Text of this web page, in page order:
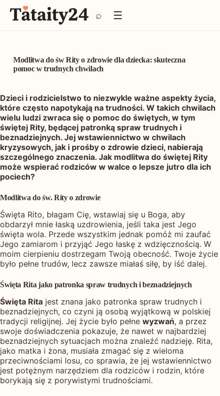
P
r
d
ź
t
r
e
ś
c
i
⌕ ☰
Modlitwa do św Rity o zdrowie dla dziecka: skuteczna
pomoc w trudnych chwilach
Dzieci i rodzicielstwo to niezwykle ważne aspekty życia,
które często napotykają na trudności. W takich chwilach
wielu ludzi zwraca się o pomoc do świętych, w tym
świętej Rity, będącej patronką spraw trudnych i
beznadziejnych. Jej wstawiennictwo w chwilach
kryzysowych, jak i prośby o zdrowie dzieci, nabierają
szczególnego znaczenia. Jak modlitwa do świętej Rity
może wspierać rodziców w walce o lepsze jutro dla ich
pociech?
Modlitwa do św. Rity o zdrowie
Święta Rito, błagam Cię, wstawiaj się u Boga, aby
obdarzył mnie łaską uzdrowienia, jeśli taka jest Jego
święta wola. Przede wszystkim jednak pomóż mi zaufać
Jego zamiarom i przyjąć Jego łaskę z wdzięcznością. W
moim cierpieniu dostrzegam Twoją obecność. Twoje życie
było pełne trudów, lecz zawsze miałaś siłę, by iść dalej.
Święta Rita jako patronka spraw trudnych i beznadziejnych
Święta Rita jest znana jako patronka spraw trudnych i
beznadziejnych, co czyni ją osobą wyjątkową w polskiej
tradycji religijnej. Jej życie było pełne wyzwań, a przez
swoje doświadczenia pokazuje, że nawet w najbardziej
beznadziejnych sytuacjach można znaleźć nadzieję. Rita,
jako matka i żona, musiała zmagać się z wieloma
przeciwnościami losu, co sprawia, że jej wstawiennictwo
jest potężnym narzędziem dla rodziców i rodzin, które
borykają się z porywistymi trudnościami.